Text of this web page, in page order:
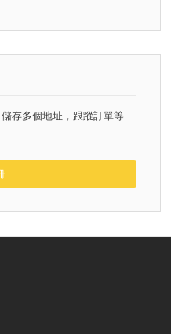
存多個地址，跟蹤訂單等